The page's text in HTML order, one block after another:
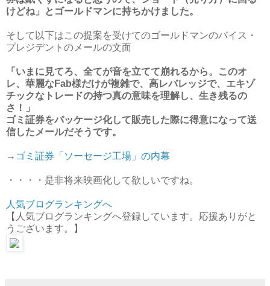
けどね」とゴールドマンに持ちかけました。
そして以下はこの提案を受けてのゴールドマンのバイス・
プレジデントのメールの文面
「いまに見てろ、全てが音を立てて崩れるから。このオ
レ、華麗なFab様だけが複雑で、高レバレッジで、エキゾ
チックなトレードの持つ真の意味を理解し、生き残るの
さ！」
ゴミ証券をパッケージ化して販売した際に得意になって送
信したメールだそうです。
→ ゴミ証券「ソーセージ工場」の内幕
・・・・是非将来映画化して欲しいですね。
人気ブログランキングへ
【人気ブログランキングへ登録しています。応援ありがと
うございます。】